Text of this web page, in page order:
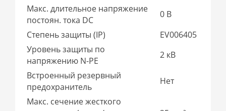
Макс. длительное напряжение
постоян. тока DC
0 В
Степень защиты (IP)
EV006405
Уровень защиты по
напряжению N-PE
2 кВ
Встроенный резервный
предохранитель
Нет
Макс. сечение жесткого